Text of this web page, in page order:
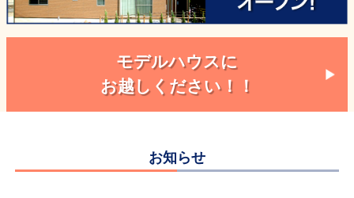
モデルハウスに
お越しください！！
お知らせ